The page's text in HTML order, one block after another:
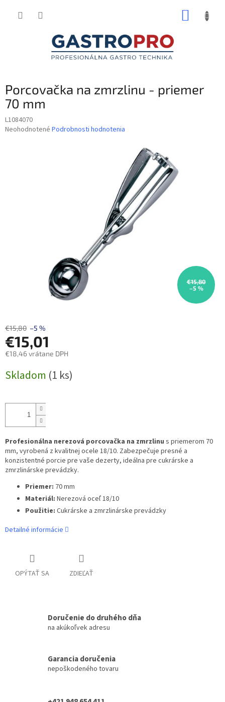
Porcovačka na zmrzlinu - priemer
70 mm
L1084070
Priemerné
Neohodnotené Podrobnosti hodnotenia
€15,80
–5 %
€15,80 –5 %
€15,01
€18,46 vrátane DPH
cena:
Skladom (1 ks)
Profesionálna nerezová porcovačka na zmrzlinu s priemerom 70
mm, vyrobená z kvalitnej ocele 18/10. Zabezpečuje presné a
konzistentné porcie pre vaše dezerty, ideálna pre cukrárske a
zmrzlinárske prevádzky.
Priemer: 70 mm
Materiál: Nerezová oceľ 18/10
Použitie: Cukrárske a zmrzlinárske prevádzky
Detailné informácie
OPÝTAŤ SA ZDIEĽAŤ
Doručenie do druhého dňa
na akúkoľvek adresu
Garancia doručenia
nepoškodeného tovaru